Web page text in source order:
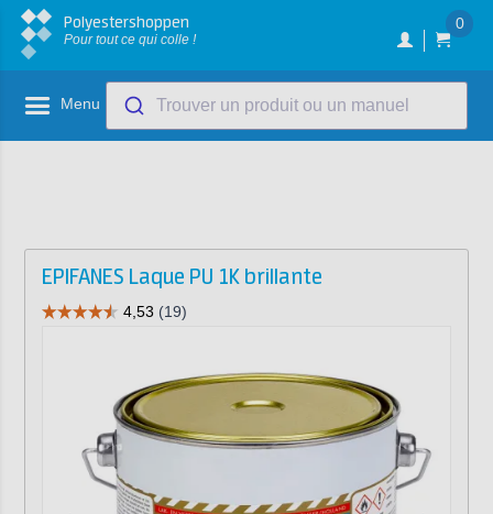
Polyestershoppen
Pour tout ce qui colle !
0
Menu Trouver un produit ou un manuel
EPIFANES Laque PU 1K brillante